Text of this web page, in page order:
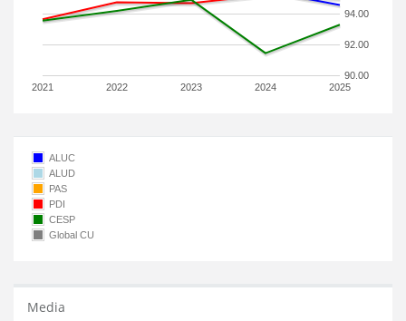
2021 2022 2023 2024 2025
90.00
92.00
94.00
ALUC
ALUD
PAS
PDI
CESP
Global CU
Media